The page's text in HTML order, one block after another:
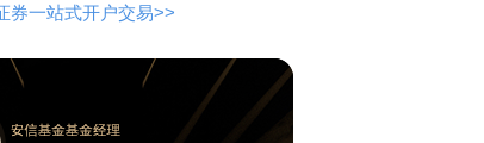
券一站式开户交易>>